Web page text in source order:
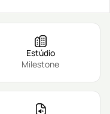
Estúdio
Milestone